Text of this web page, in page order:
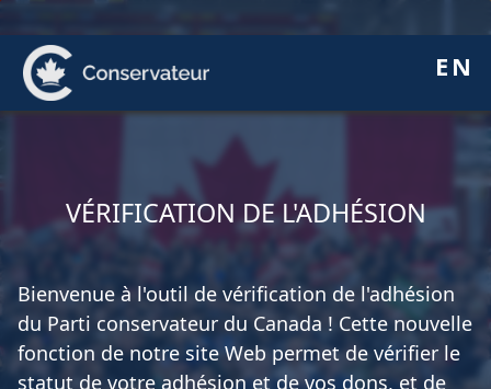
EN
VÉRIFICATION DE L'ADHÉSION
Bienvenue à l'outil de vérification de l'adhésion
du Parti conservateur du Canada ! Cette nouvelle
fonction de notre site Web permet de vérifier le
statut de votre adhésion et de vos dons, et de